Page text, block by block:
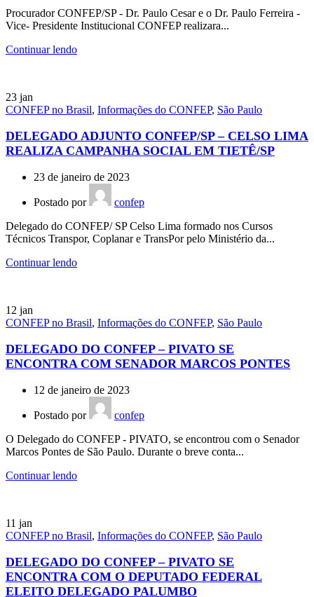
Procurador CONFEP/SP - Dr. Paulo Cesar e o Dr. Paulo Ferreira -
Vice- Presidente Institucional CONFEP realizara...
Continuar lendo
23 jan
CONFEP no Brasil, Informações do CONFEP, São Paulo
DELEGADO ADJUNTO CONFEP/SP – CELSO LIMA
REALIZA CAMPANHA SOCIAL EM TIETÊ/SP
23 de janeiro de 2023
Postado por
confep
Delegado do CONFEP/ SP Celso Lima formado nos Cursos
Técnicos Transpor, Coplanar e TransPor pelo Ministério da...
Continuar lendo
12 jan
CONFEP no Brasil, Informações do CONFEP, São Paulo
DELEGADO DO CONFEP – PIVATO SE
ENCONTRA COM SENADOR MARCOS PONTES
12 de janeiro de 2023
Postado por
confep
O Delegado do CONFEP - PIVATO, se encontrou com o Senador
Marcos Pontes de São Paulo. Durante o breve conta...
Continuar lendo
11 jan
CONFEP no Brasil, Informações do CONFEP, São Paulo
DELEGADO DO CONFEP – PIVATO SE
ENCONTRA COM O DEPUTADO FEDERAL
ELEITO DELEGADO PALUMBO